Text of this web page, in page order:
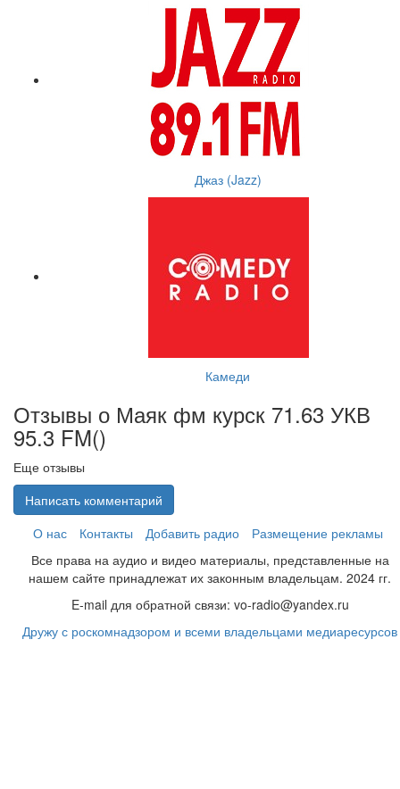
Джаз (Jazz)
Камеди
Отзывы о Маяк фм курск 71.63 УКВ
95.3 FM()
Еще отзывы
Написать комментарий
О нас
Контакты Добавить радио
Размещение рекламы
Все права на аудио и видео материалы, представленные на
нашем сайте принадлежат их законным владельцам. 2024 гг.
E-mail для обратной связи: vo-radio@yandex.ru
Дружу с роскомнадзором и всеми владельцами медиаресурсов